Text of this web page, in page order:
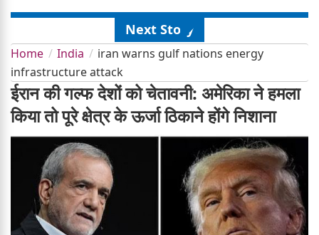
Next Story
Home India
iran warns gulf nations energy
infrastructure attack
ईरान की गल्फ देशों को चेतावनी: अमेरिका ने हमला
किया तो पूरे क्षेत्र के ऊर्जा ठिकाने होंगे निशाना